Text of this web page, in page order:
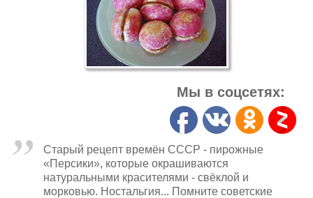
Мы в соцсетях:
Старый рецепт времён СССР - пирожные
«Персики», которые окрашиваются
натуральными красителями - свёклой и
морковью. Ностальгия... Помните советские